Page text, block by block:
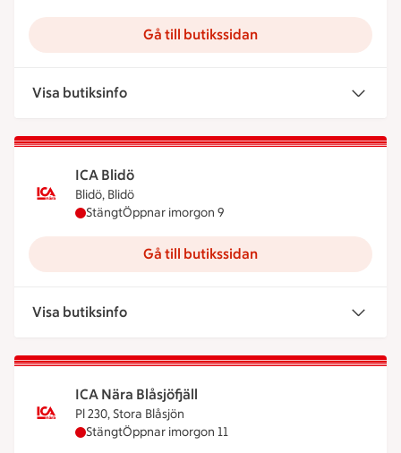
Gå till butikssidan
Visa butiksinfo
ICA Blidö
Blidö, Blidö
ICA Blidö har stängt idag, öppnar imorgon
StängtÖppnar imorgon 9
Gå till butikssidan
Visa butiksinfo
ICA Nära Blåsjöfjäll
Pl 230, Stora Blåsjön
ICA Nära Blåsjöfjäll har stängt idag, öppnar
StängtÖppnar imorgon 11